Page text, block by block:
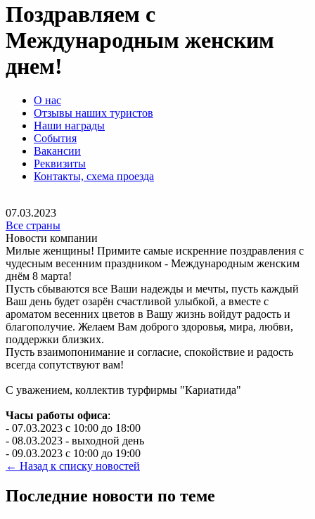
Поздравляем с
Международным женским
днем!
О нас
Отзывы наших туристов
Наши награды
События
Вакансии
Реквизиты
Контакты, схема проезда
07.03.2023
Все страны
Новости компании
Милые женщины! Примите самые искренние поздравления с
чудесным весенним праздником - Международным женским
днём 8 марта!
Пусть сбываются все Ваши надежды и мечты, пусть каждый
Ваш день будет озарён счастливой улыбкой, а вместе с
ароматом весенних цветов в Вашу жизнь войдут радость и
благополучие. Желаем Вам доброго здоровья, мира, любви,
поддержки близких.
Пусть взаимопонимание и согласие, спокойствие и радость
всегда сопутствуют вам!
С уважением, коллектив турфирмы "Кариатида"
Часы работы офиса:
- 07.03.2023 с 10:00 до 18:00
- 08.03.2023 - выходной день
- 09.03.2023 с 10:00 до 19:00
← Назад к списку новостей
Последние новости по теме